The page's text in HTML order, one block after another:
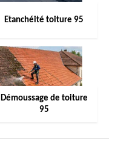
Etanchéité toiture 95
Démoussage de toiture
95